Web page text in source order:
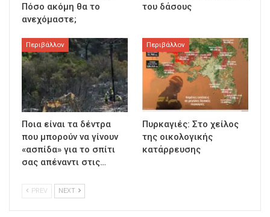
Πόσο ακόμη θα το
ανεχόμαστε;
του δάσους
Περιβάλλον
Ποια είναι τα δέντρα
που μπορούν να γίνουν
«ασπίδα» για το σπίτι
σας απέναντι στις…
Περιβάλλον
Πυρκαγιές: Στο χείλος
της οικολογικής
κατάρρευσης
PREV NEXT